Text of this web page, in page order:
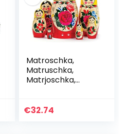
Matroschka,
Matruschka,
Matrjoschka,
€32.74